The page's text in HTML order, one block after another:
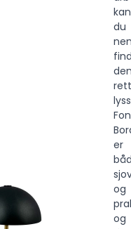
kan
du
er
og
og